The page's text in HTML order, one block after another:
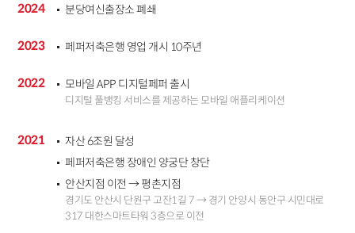
2024 분당여신출장소 폐쇄
2023 페퍼저축은행 영업 개시 10주년
2022 모바일 APP 디지털페퍼 출시
디지털 풀뱅킹 서비스를 제공하는 모바일 애플리케이션
2021
자산 6조원 달성
페퍼저축은행 장애인 양궁단 창단
안산지점 이전 → 평촌지점
경기도 안산시 단원구 고잔1길 7 → 경기 안양시 동안구 시민대로
317 대한스마트타워 3층으로 이전